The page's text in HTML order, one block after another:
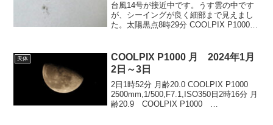
台風14号が接近中です。うす雲の中です
が、シーイングが良く細部まで見えまし
た。太陽黒点8時29分 COOLPIX P1000
6000mmトリミングで...
天体
COOLPIX P1000 月 2024年1月
2日～3日
2日1時52分 月齢20.0 COOLPIX P1000
2500mm,1/500,F7.1,ISO350日2時16分 月
齢20.9 COOLPIX P1000